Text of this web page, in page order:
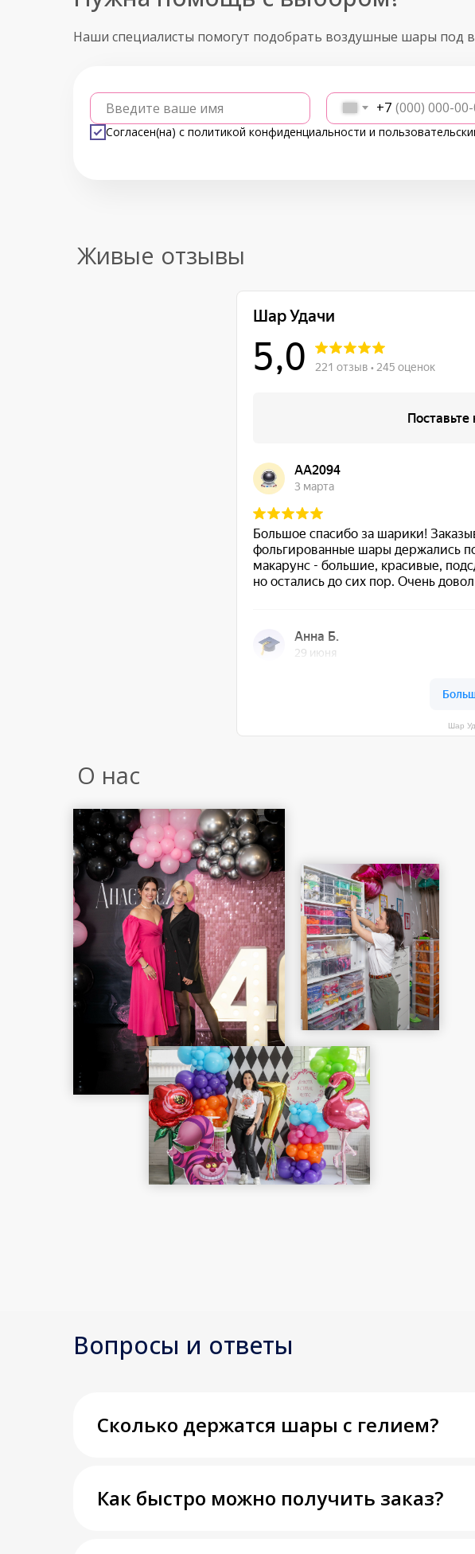
Наши специалисты помогут подобрать воздушные шары под
Введите ваше имя +7
Согласен(на) с политикой конфиденциальности и
Живые отзывы
Шар
О нас
Вопросы и ответы
Сколько держатся шары с гелием?
Как быстро можно получить заказ?